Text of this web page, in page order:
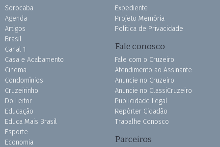
Sorocaba
Agenda
Artigos
Brasil
Canal 1
Casa e Acabamento
Cinema
Condomínios
Cruzeirinho
Do Leitor
Educação
Educa Mais Brasil
Esporte
Economia
Expediente
Projeto Memória
Política de Privacidade
Fale conosco
Fale com o Cruzeiro
Atendimento ao Assinante
Anuncie no Cruzeiro
Anuncie no ClassiCruzeiro
Publicidade Legal
Repórter Cidadão
Trabalhe Conosco
Parceiros